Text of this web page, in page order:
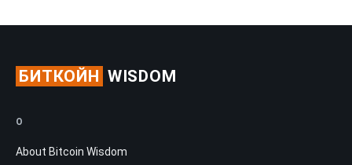
БИТКОЙН WISDOM
О
About Bitcoin Wisdom